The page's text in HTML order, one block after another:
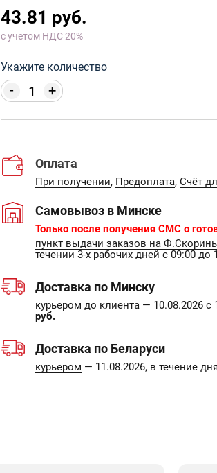
43.81 руб.
с учетом НДС 20%
Укажите количество
+
-
Оплата
При получении, Предоплата, Счёт
Самовывоз в Минске
Только после получения СМС о
пункт выдачи заказов на
течении 3-х рабочих дней с 09:00 до
Доставка по Минску
курьером до клиента — 10.08.2026 с
руб.
Доставка по Беларуси
курьером — 11.08.2026, в течение